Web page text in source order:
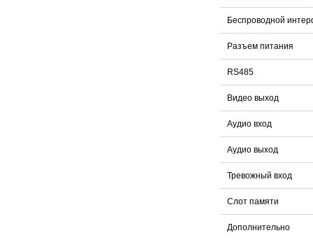
Беспроводной
Разъем питания
RS485
Видео выход
Аудио вход
Аудио выход
Тревожный вход
Слот памяти
Дополнительно